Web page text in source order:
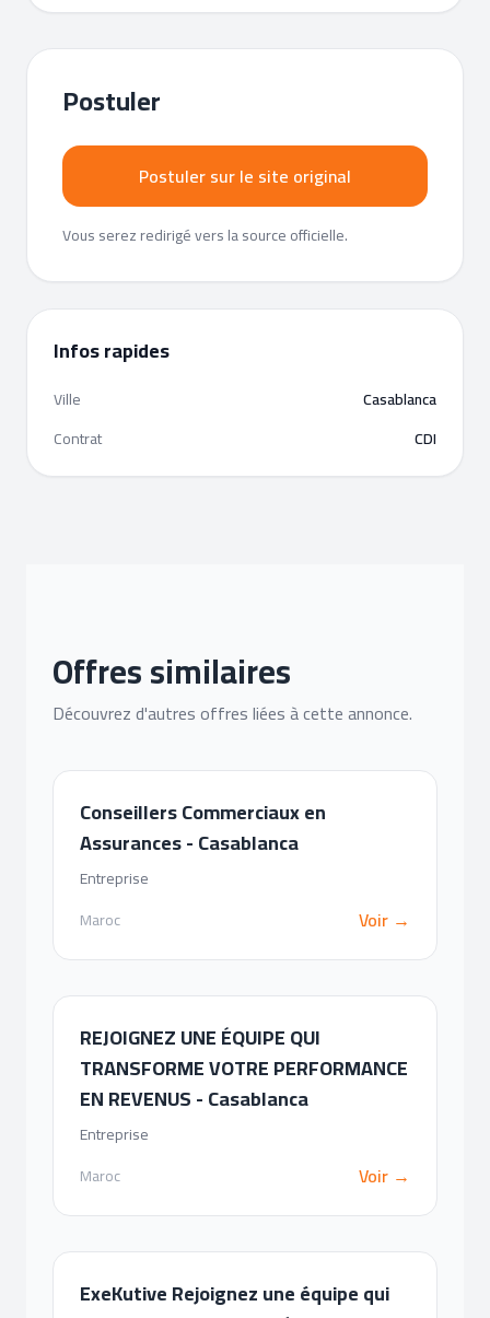
Postuler
Postuler sur le site original
Vous serez redirigé vers la source officielle.
Infos rapides
Ville
Casablanca
Contrat
CDI
Offres similaires
Découvrez d'autres offres liées à cette annonce.
Conseillers Commerciaux en
Assurances - Casablanca
Entreprise
Maroc
Voir →
REJOIGNEZ UNE ÉQUIPE QUI
TRANSFORME VOTRE PERFORMANCE
EN REVENUS - Casablanca
Entreprise
Maroc
Voir →
ExeKutive Rejoignez une équipe qui